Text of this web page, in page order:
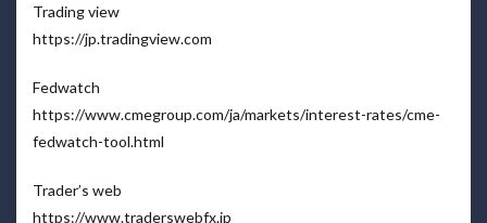
Trading view
https://jp.tradingview.com
Fedwatch
https://www.cmegroup.com/ja/markets/interest-rates/cme-
fedwatch-tool.html
Trader’s web
https://www.traderswebfx.jp